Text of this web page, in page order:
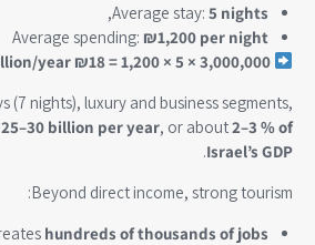
Average stay: 5 nights
,
Average spending: ₪1,200 per night
3,000,000 × 5 × 1,200 = ₪18 billion/year
(7 nights), luxury and business segments,
billion per year, or about2–3 % of
Israel’s GDP
.
Beyond direct income, strong tourism:
hundreds of thousands of jobs